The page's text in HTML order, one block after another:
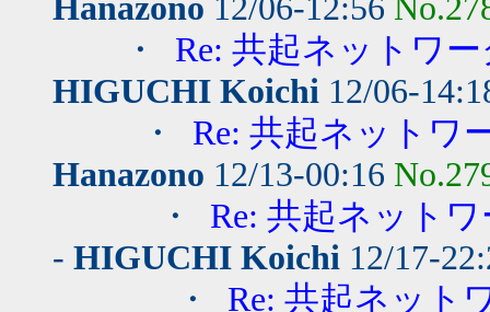
Hanazono 12/06-12:56
・ Re: 共起ネットワ
HIGUCHI Koichi 12/06-
・ Re: 共起ネットワ
Hanazono 12/13-00:16
・ Re: 共起ネット
- HIGUCHI Koichi 12/17-
・ Re: 共起ネット